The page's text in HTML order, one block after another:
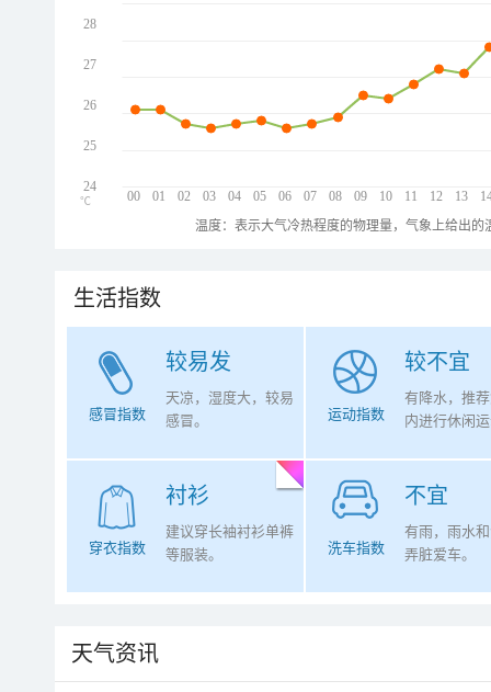
00 01 02 03 04 05 06 07 08 09 10 11 12 13
28
27
26
25
24
℃
温度：表示大气冷热程度的物理量，气象上给出
生活指数
较易发
感冒指数
天凉，湿度大，较易
感冒。
较不宜
运动指数
有降水，推
内进行休闲
衬衫
穿衣指数
建议穿长袖衬衫单裤
等服装。
不宜
洗车指数
有雨，雨水
弄脏爱车。
天气资讯